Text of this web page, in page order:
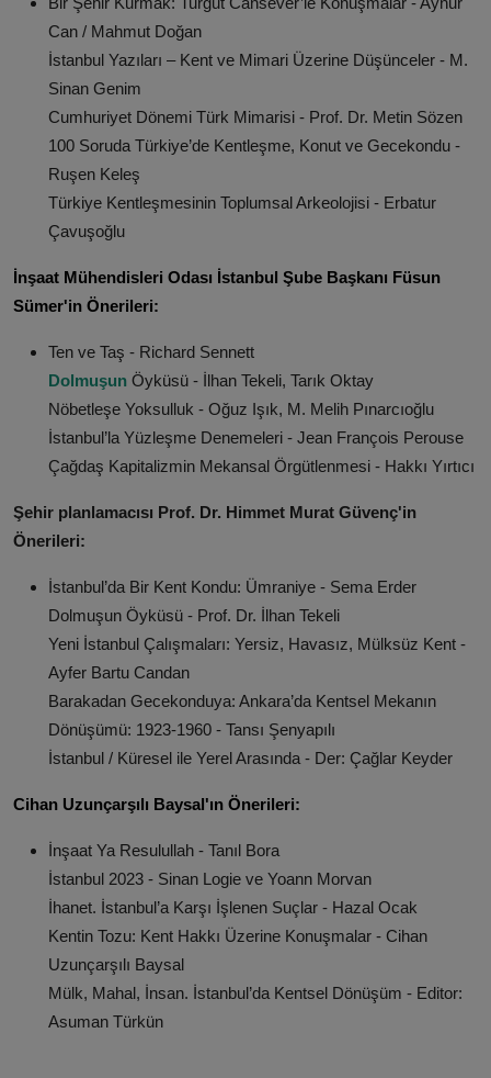
Can / Mahmut Doğan
İstanbul Yazıları – Kent ve Mimari Üzerine Düşünceler - M.
Sinan Genim
Cumhuriyet Dönemi Türk Mimarisi - Prof. Dr. Metin Sözen
100 Soruda Türkiye’de Kentleşme, Konut ve Gecekondu -
Ruşen Keleş
Türkiye Kentleşmesinin Toplumsal Arkeolojisi - Erbatur
Çavuşoğlu
İnşaat Mühendisleri Odası İstanbul Şube Başkanı Füsun
Sümer'in Önerileri:
Ten ve Taş - Richard Sennett
Dolmuşun Öyküsü - İlhan Tekeli, Tarık Oktay
Nöbetleşe Yoksulluk - Oğuz Işık, M. Melih Pınarcıoğlu
İstanbul’la Yüzleşme Denemeleri - Jean François Perouse
Çağdaş Kapitalizmin Mekansal Örgütlenmesi - Hakkı Yırtıcı
Şehir planlamacısı Prof. Dr. Himmet Murat Güvenç'in
Önerileri:
İstanbul’da Bir Kent Kondu: Ümraniye - Sema Erder
Dolmuşun Öyküsü - Prof. Dr. İlhan Tekeli
Yeni İstanbul Çalışmaları: Yersiz, Havasız, Mülksüz Kent -
Ayfer Bartu Candan
Barakadan Gecekonduya: Ankara’da Kentsel Mekanın
Dönüşümü: 1923-1960 - Tansı Şenyapılı
İstanbul / Küresel ile Yerel Arasında - Der: Çağlar Keyder
Cihan Uzunçarşılı Baysal'ın Önerileri:
İnşaat Ya Resulullah - Tanıl Bora
İstanbul 2023 - Sinan Logie ve Yoann Morvan
İhanet. İstanbul’a Karşı İşlenen Suçlar - Hazal Ocak
Kentin Tozu: Kent Hakkı Üzerine Konuşmalar - Cihan
Uzunçarşılı Baysal
Mülk, Mahal, İnsan. İstanbul’da Kentsel Dönüşüm - Editor:
Asuman Türkün